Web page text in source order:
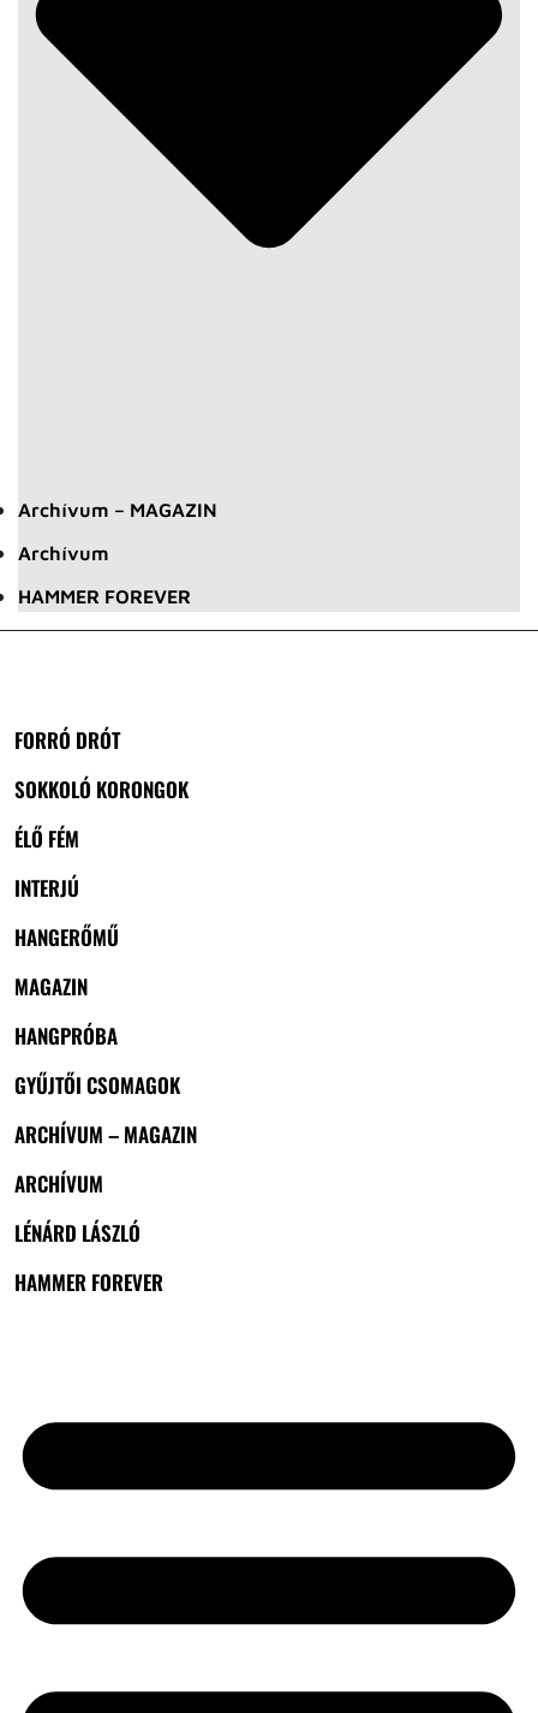
Archívum – MAGAZIN
Archívum
HAMMER FOREVER
FORRÓ DRÓT
SOKKOLÓ KORONGOK
ÉLŐ FÉM
INTERJÚ
HANGERŐMŰ
MAGAZIN
HANGPRÓBA
GYŰJTŐI CSOMAGOK
ARCHÍVUM – MAGAZIN
ARCHÍVUM
LÉNÁRD LÁSZLÓ
HAMMER FOREVER